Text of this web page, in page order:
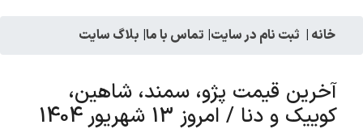
خانه | ثبت نام در سایت| تماس با ما| بلاگ سایت
آخرین قیمت پژو، سمند، شاهین،
کوییک و دنا / امروز 13 شهریور 1404